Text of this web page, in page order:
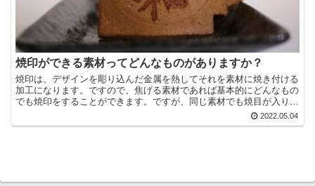
焼印ができる素材ってどんなものがありますか？
焼印は、デザインを彫り込んだ金属を熱してそれを素材に焼き付ける
加工になります。ですので、焦げる素材であれば基本的にどんなもの
でも焼印をすることができます。ですが、同じ素材でも焼目が入りや
すかったり、入りにくかったりということがあります。 こ...2022.05.04